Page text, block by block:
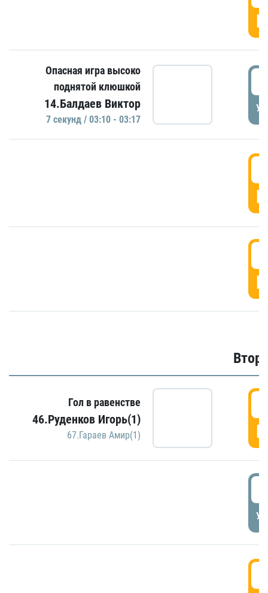
Опасная игра высоко
поднятой клюшкой
14.Балдаев Виктор
7 секунд / 03:10 - 03:17
Гол в равенстве
46.Руденков Игорь(1)
67.Гараев Амир(1)